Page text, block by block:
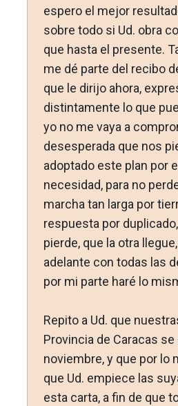
espero el mejor
sobre todo si Ud. obra
que hasta el presente.
me dé parte del recibo
que le dirijo ahora,
distintamente lo que
yo no me vaya a
desesperada que nos
adoptado este plan por
necesidad, para no
marcha tan larga por
respuesta por
pierde, que la otra
adelante con todas las
por mi parte haré lo
Repito a Ud. que
Provincia de Caracas
noviembre, y que por lo
que Ud. empiece las
esta carta, a fin de que